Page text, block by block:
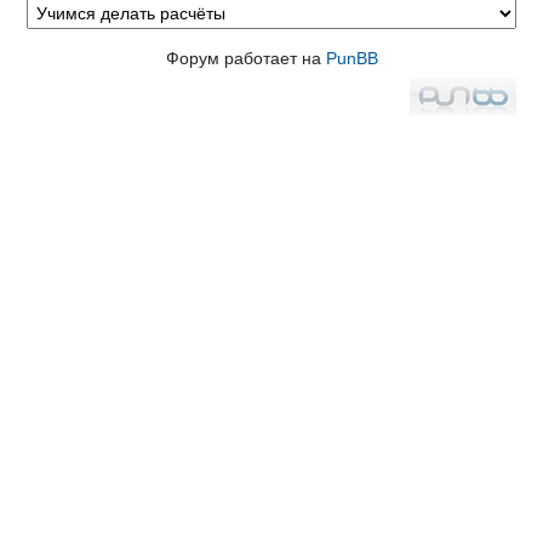
Форум работает на PunBB